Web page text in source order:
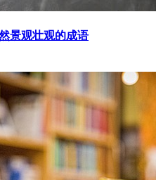
景观壮观的成语